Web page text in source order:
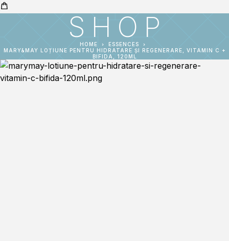
SHOP
HOME
ESSENCES
MARY&MAY LOȚIUNE PENTRU HIDRATARE ȘI REGENERARE, VITAMIN C +
BIFIDA, 120ML